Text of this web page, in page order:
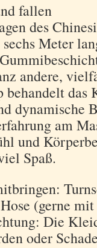
fallen
des
Meter
andere,
behandelt
dynamische
am
und
Spaß.
(gerne
Die
oder